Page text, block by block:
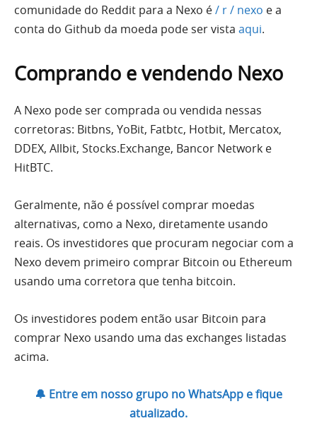
comunidade do Reddit para a Nexo é/ r / nexo e a
conta do Github da moeda pode ser vista aqui.
Comprando e vendendo Nexo
A Nexo pode ser comprada ou vendida nessas
corretoras: Bitbns, YoBit, Fatbtc, Hotbit, Mercatox,
DDEX, Allbit, Stocks.Exchange, Bancor Network e
HitBTC.
Geralmente, não é possível comprar moedas
alternativas, como a Nexo, diretamente usando
reais. Os investidores que procuram negociar com a
Nexo devem primeiro comprar Bitcoin ou Ethereum
usando uma corretora que tenha bitcoin.
Os investidores podem então usar Bitcoin para
comprar Nexo usando uma das exchanges listadas
acima.
🔔 Entre em nosso grupo no WhatsApp e fique
atualizado.